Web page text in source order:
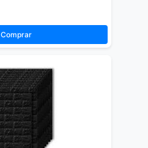
Comprar